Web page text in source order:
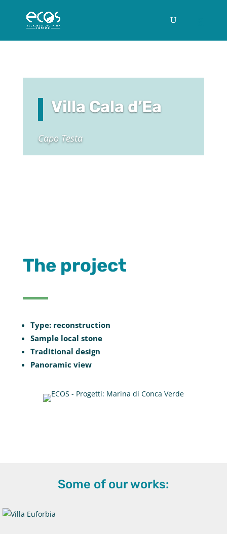
Villa Cala d’Ea
Capo Testa
The project
Type: reconstruction
Sample local stone
Traditional design
Panoramic view
Some of our works: